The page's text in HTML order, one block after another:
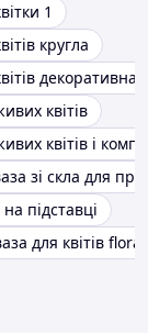
1
кругла
декоративна,
квітів
квітів і
зі скла для
підставці
для квітів flora